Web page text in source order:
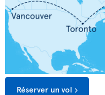
Réserver un vol